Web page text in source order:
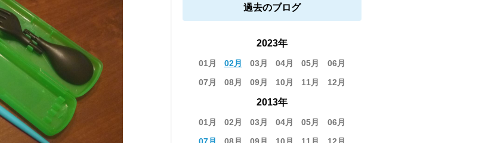
過去のブログ
2023年
01月 02月 03月 04月 05月
06月
07月
08月 09月 10月 11月 12月
2013年
01月 02月 03月 04月 05月
06月